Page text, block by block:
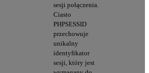
sesji połączenia.
Ciasto
PHPSESSID
przechowuje
unikalny
identyfikator
sesji, który jest